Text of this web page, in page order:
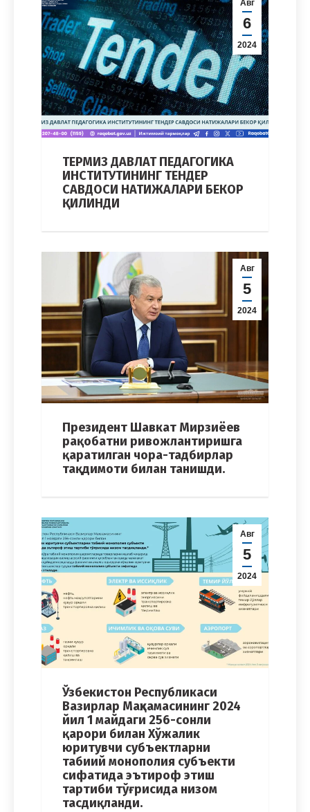
Авг
6
2024
ТЕРМИЗ ДАВЛАТ ПЕДАГОГИКА
ИНСТИТУТИНИНГ ТЕНДЕР
САВДОСИ НАТИЖАЛАРИ БЕКОР
ҚИЛИНДИ
Авг
5
2024
Президент Шавкат Мирзиёев
рақобатни ривожлантиришга
қаратилган чора-тадбирлар
тақдимоти билан танишди.
Авг
5
2024
Ўзбекистон Республикаси
Вазирлар Маҳкамасининг 2024
йил 1 майдаги 256-сонли
қарори билан Хўжалик
юритувчи субъектларни
табиий монополия субъекти
сифатида эътироф этиш
тартиби тўғрисида низом
тасдиқланди.